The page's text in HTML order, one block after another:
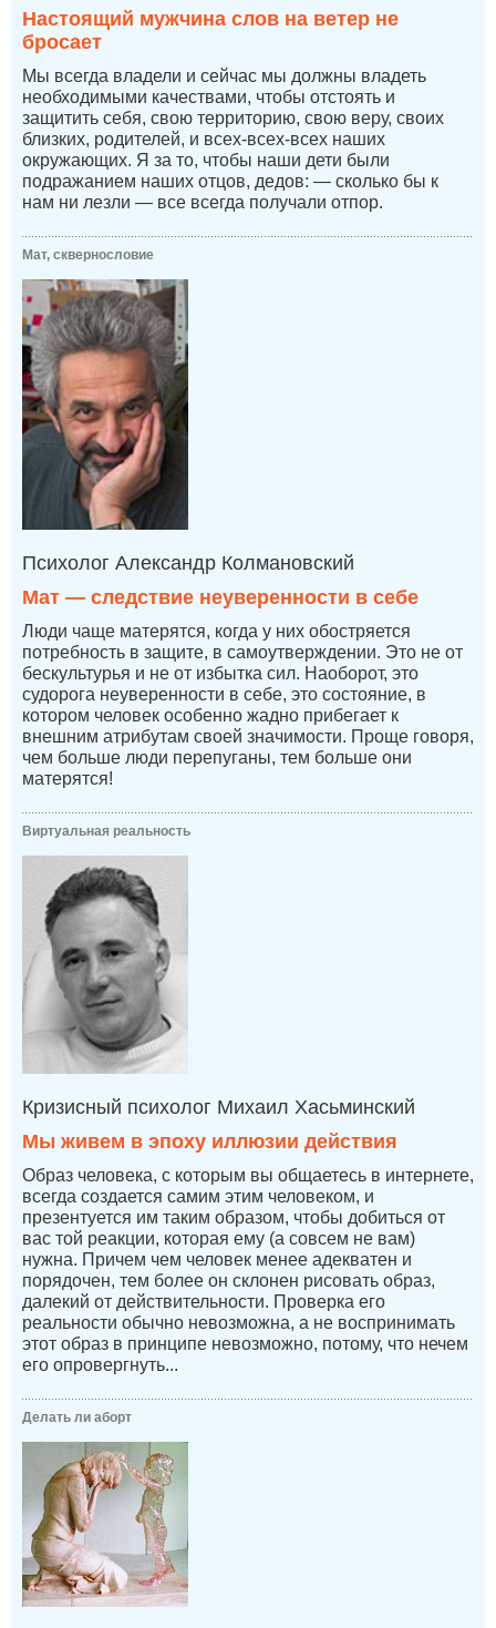
Настоящий мужчина слов на ветер не
бросает
Мы всегда владели и сейчас мы должны владеть
необходимыми качествами, чтобы отстоять и
защитить себя, свою территорию, свою веру, своих
близких, родителей, и всех-всех-всех наших
окружающих. Я за то, чтобы наши дети были
подражанием наших отцов, дедов: — сколько бы к
нам ни лезли — все всегда получали отпор.
Мат, сквернословие
Психолог Александр Колмановский
Мат — следствие неуверенности в себе
Люди чаще матерятся, когда у них обостряется
потребность в защите, в самоутверждении. Это не от
бескультурья и не от избытка сил. Наоборот, это
судорога неуверенности в себе, это состояние, в
котором человек особенно жадно прибегает к
внешним атрибутам своей значимости. Проще говоря,
чем больше люди перепуганы, тем больше они
матерятся!
Виртуальная реальность
Кризисный психолог Михаил Хасьминский
Мы живем в эпоху иллюзии действия
Образ человека, с которым вы общаетесь в интернете,
всегда создается самим этим человеком, и
презентуется им таким образом, чтобы добиться от
вас той реакции, которая ему (а совсем не вам)
нужна. Причем чем человек менее адекватен и
порядочен, тем более он склонен рисовать образ,
далекий от действительности. Проверка его
реальности обычно невозможна, а не воспринимать
этот образ в принципе невозможно, потому, что нечем
его опровергнуть...
Делать ли аборт